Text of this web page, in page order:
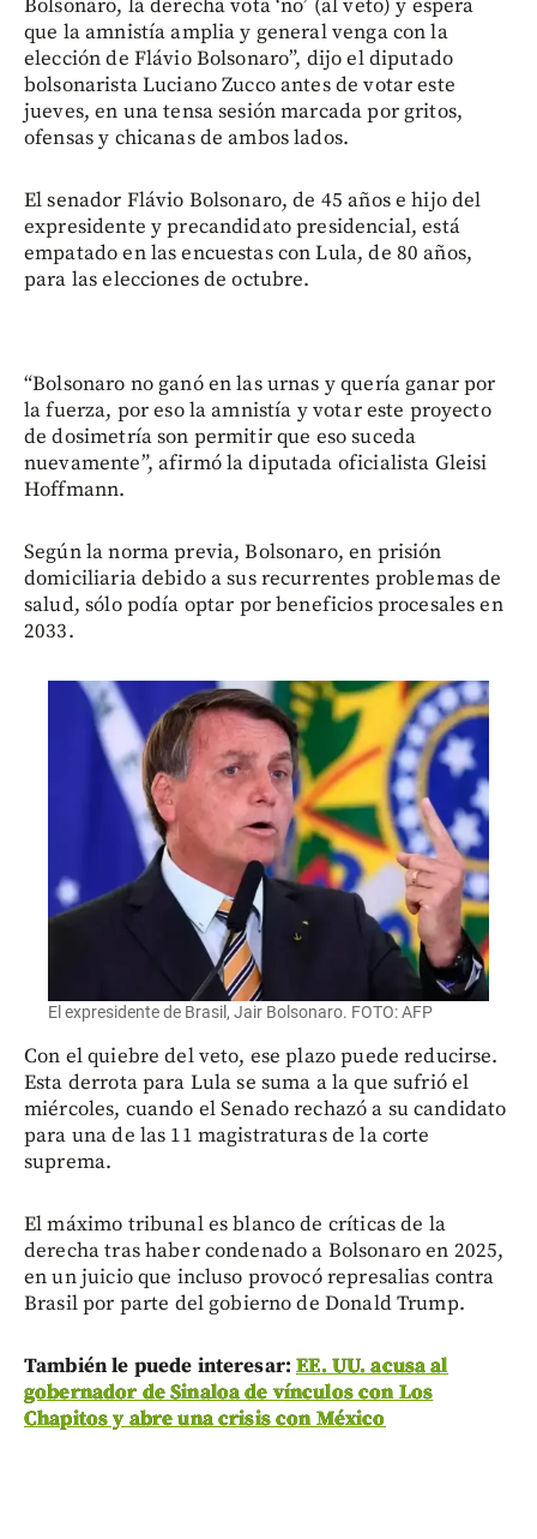
Bolsonaro, la derecha vota ‘no’ (al veto) y espera
que la amnistía amplia y general venga con la
elección de Flávio Bolsonaro”, dijo el diputado
bolsonarista Luciano Zucco antes de votar este
jueves, en una tensa sesión marcada por gritos,
ofensas y chicanas de ambos lados.
El senador Flávio Bolsonaro, de 45 años e hijo del
expresidente y precandidato presidencial, está
empatado en las encuestas con Lula, de 80 años,
para las elecciones de octubre.
“Bolsonaro no ganó en las urnas y quería ganar por
la fuerza, por eso la amnistía y votar este proyecto
de dosimetría son permitir que eso suceda
nuevamente”, afirmó la diputada oficialista Gleisi
Hoffmann.
Según la norma previa, Bolsonaro, en prisión
domiciliaria debido a sus recurrentes problemas de
salud, sólo podía optar por beneficios procesales en
2033.
El expresidente de Brasil, Jair Bolsonaro. FOTO: AFP
Con el quiebre del veto, ese plazo puede reducirse.
Esta derrota para Lula se suma a la que sufrió el
miércoles, cuando el Senado rechazó a su candidato
para una de las 11 magistraturas de la corte
suprema.
El máximo tribunal es blanco de críticas de la
derecha tras haber condenado a Bolsonaro en 2025,
en un juicio que incluso provocó represalias contra
Brasil por parte del gobierno de Donald Trump.
También le puede interesar:EE. UU. acusa al
gobernador de Sinaloa de vínculos con Los
Chapitos y abre una crisis con México